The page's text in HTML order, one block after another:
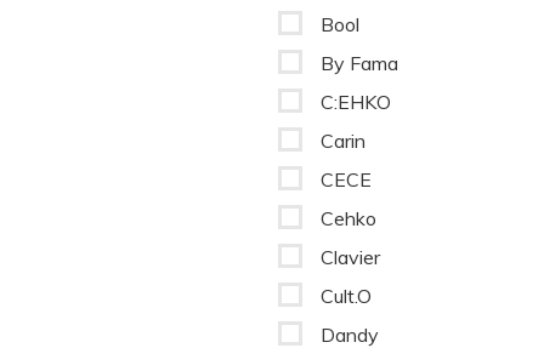
Bool
By Fama
C:EHKO
Carin
CECE
Cehko
Clavier
Cult.O
Dandy